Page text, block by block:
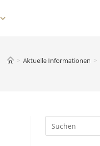
> Aktuelle Informationen >